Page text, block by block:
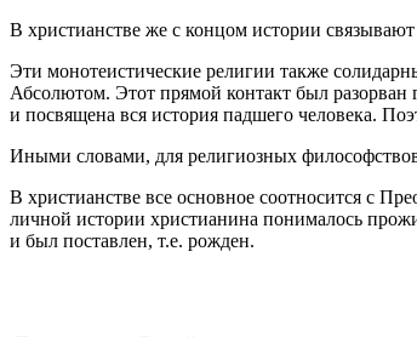
В христианстве же с концом истории
Эти монотеистические религии также
Абсолютом. Этот прямой контакт был разорван
и посвящена вся история падшего человека.
Иными словами, для религиозных
В христианстве все основное соотносится с
личной истории христианина понималось
и был поставлен, т.е. рожден.